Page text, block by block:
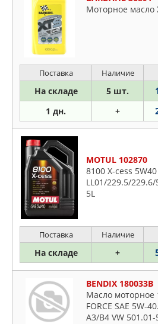
Моторное масло
Поставка Наличие
На складе 5 шт.
1 дн. +
MOTUL 102870
8100 X-cess 5W40
LL01/229.5/229.6/
5L
Поставка Наличие
На складе +
BENDIX 180033B
Масло моторное
FORCE SAE 5W-
A3/B4 VW